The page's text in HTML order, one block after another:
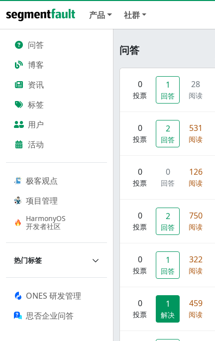
产品 社群
问答
博客
资讯
标签
用户
活动
极客观点
项目管理
HarmonyOS
开发者社区
热门标签
ONES 研发管理
思否企业问答
问答
0
投票
1
回答
28
阅读
0
投票
2
回答
531
阅读
0
投票
0
回答
126
阅读
0
投票
2
回答
750
阅读
0
投票
1
回答
322
阅读
0
投票
1
解决
459
阅读